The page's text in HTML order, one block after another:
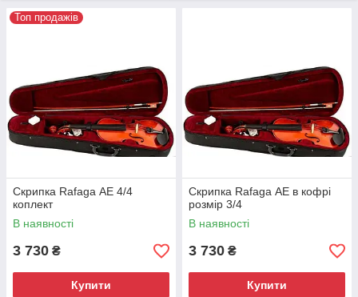
Топ продажів
Скрипка Rafaga АЕ 4/4
коплект
В наявності
3 730 ₴
Купити
Скрипка Rafaga АЕ в кофрі
розмір 3/4
В наявності
3 730 ₴
Купити